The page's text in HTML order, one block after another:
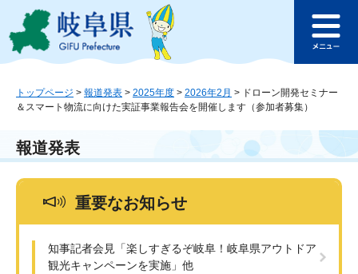
ジ
ュ
本
このページの本文へ
ュ
トップページ > 報道発表 > 2025年度 > 2026年2月 > ドローン開発セミナー
＆スマート物流に向けた実証事業報告会を開催します（参加者募集）
報道発表
重要なお知らせ
知事記者会見「楽しすぎるぞ岐阜！岐阜県アウトドア
観光キャンペーンを実施」他